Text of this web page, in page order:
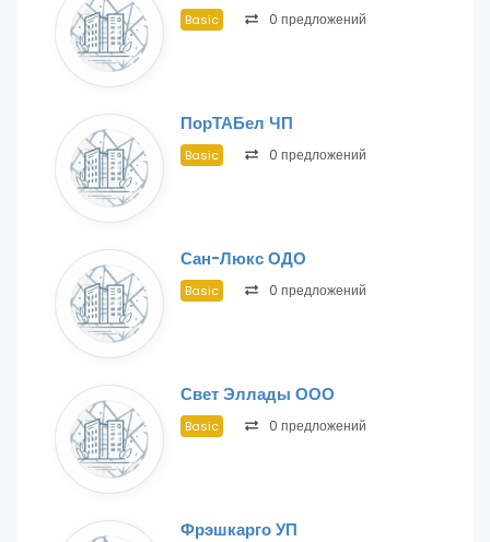
Basic 0 предложений
ПорТАБел ЧП
Basic 0 предложений
Сан-Люкс ОДО
Basic 0 предложений
Свет Эллады ООО
Basic 0 предложений
Фрэшкарго УП